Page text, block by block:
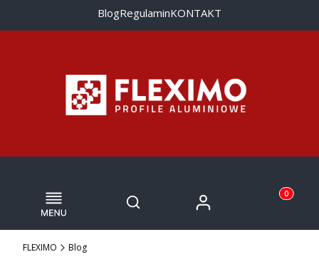
BlogRegulaminKONTAKT
Menu Otwórz wyszukiwarkę
Szukaj Zaloguj się Produkty
Koszyk
FLEXIMO Blog